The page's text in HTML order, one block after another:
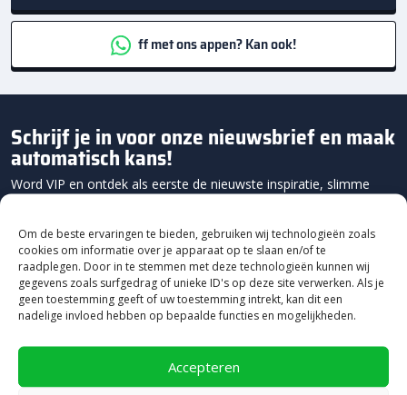
Om de beste ervaringen te bieden, gebruiken wij technologieën zoals
cookies om informatie over je apparaat op te slaan en/of te
raadplegen. Door in te stemmen met deze technologieën kunnen wij
gegevens zoals surfgedrag of unieke ID's op deze site verwerken. Als je
geen toestemming geeft of uw toestemming intrekt, kan dit een
nadelige invloed hebben op bepaalde functies en mogelijkheden.
Accepteren
ff met ons appen? Kan ook!
Schrijf je in voor onze nieuwsbrief en maak
automatisch kans!
Word VIP en ontdek als eerste de nieuwste inspiratie, slimme